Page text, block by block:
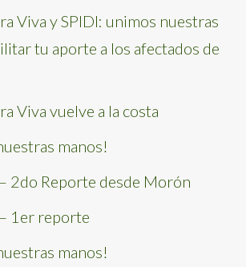
Viva y SPIDI: unimos nuestras
tu aporte a los afectados de
Viva vuelve a la costa
manos!
2do Reporte desde Morón
1er reporte
manos!